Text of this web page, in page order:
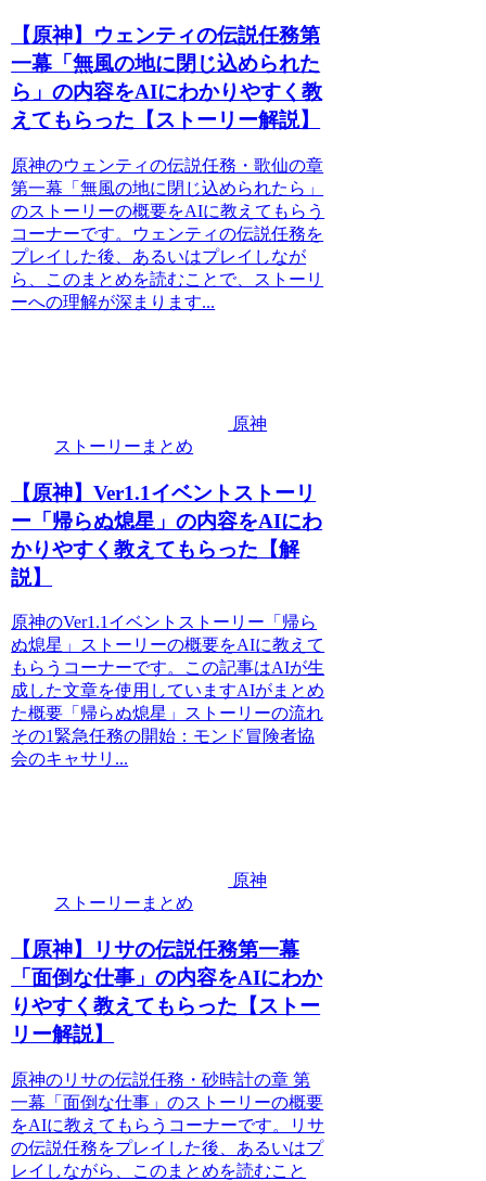
【原神】ウェンティの伝説任務第
一幕「無風の地に閉じ込められた
ら」の内容をAIにわかりやすく教
えてもらった【ストーリー解説】
原神のウェンティの伝説任務・歌仙の章
第一幕「無風の地に閉じ込められたら」
のストーリーの概要をAIに教えてもらう
コーナーです。ウェンティの伝説任務を
プレイした後、あるいはプレイしなが
ら、このまとめを読むことで、ストーリ
ーへの理解が深まります...
原神
ストーリーまとめ
【原神】Ver1.1イベントストーリ
ー「帰らぬ熄星」の内容をAIにわ
かりやすく教えてもらった【解
説】
原神のVer1.1イベントストーリー「帰ら
ぬ熄星」ストーリーの概要をAIに教えて
もらうコーナーです。この記事はAIが生
成した文章を使用していますAIがまとめ
た概要「帰らぬ熄星」ストーリーの流れ
その1緊急任務の開始：モンド冒険者協
会のキャサリ...
原神
ストーリーまとめ
【原神】リサの伝説任務第一幕
「面倒な仕事」の内容をAIにわか
りやすく教えてもらった【ストー
リー解説】
原神のリサの伝説任務・砂時計の章 第
一幕「面倒な仕事」のストーリーの概要
をAIに教えてもらうコーナーです。リサ
の伝説任務をプレイした後、あるいはプ
レイしながら、このまとめを読むこと